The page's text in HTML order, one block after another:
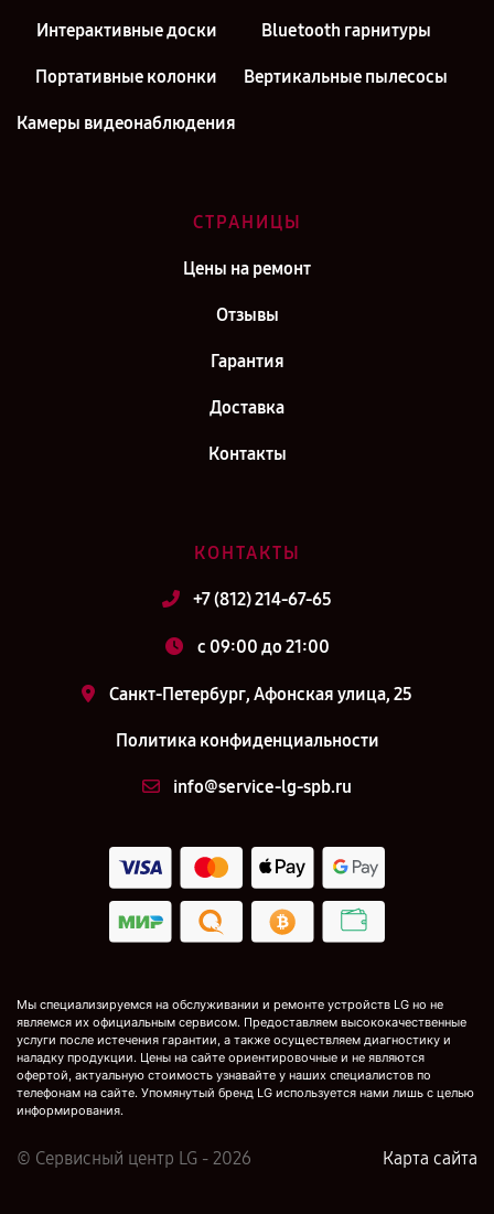
Интерактивные доски Bluetooth гарнитуры
Портативные колонки Вертикальные пылесосы
Камеры видеонаблюдения
СТРАНИЦЫ
Цены на ремонт
Отзывы
Гарантия
Доставка
Контакты
КОНТАКТЫ
+7 (812) 214-67-65
c 09:00 до 21:00
Санкт-Петербург, Афонская улица, 25
Политика конфиденциальности
info@service-lg-spb.ru
Мы специализируемся на обслуживании и ремонте устройств LG но не
являемся их официальным сервисом. Предоставляем высококачественные
услуги после истечения гарантии, а также осуществляем диагностику и
наладку продукции. Цены на сайте ориентировочные и не являются
офертой, актуальную стоимость узнавайте у наших специалистов по
телефонам на сайте. Упомянутый бренд LG используется нами лишь с целью
информирования.
© Сервисный центр LG - 2026 Карта сайта